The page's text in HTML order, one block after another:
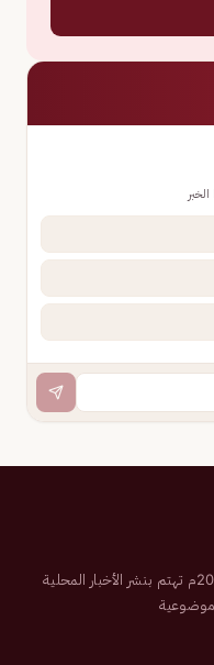
صحيفة إلكترونية سعودية تم تأسيسها عام 2007م تهتم بنشر الأخبار المحلية